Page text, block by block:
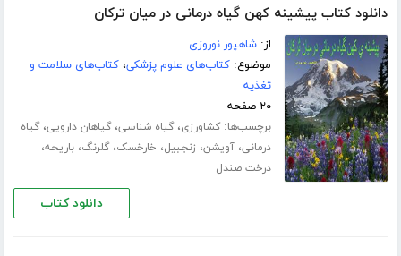
دانلود کتاب پیشینه کهن گیاه درمانی در میان ترکان
از:شاهپور نوروزی
موضوع:کتاب‌های علوم پزشکی،کتاب‌های سلامت و
تغذیه
۲۰ صفحه
برچسب‌ها:کشاورزی،گیاه شناسی،گیاهان دارویی،گیاه
درمانی،آویشن، زنجبیل، خارخسک،گلرنگ،باریحه،
درخت صندل
دانلود کتاب